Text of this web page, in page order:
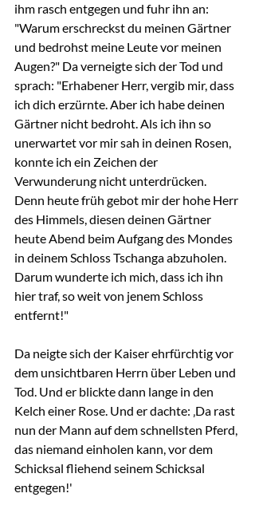
ihm rasch entgegen und fuhr ihn an:
"Warum erschreckst du meinen Gärtner
und bedrohst meine Leute vor meinen
Augen?" Da verneigte sich der Tod und
sprach: "Erhabener Herr, vergib mir, dass
ich dich erzürnte. Aber ich habe deinen
Gärtner nicht bedroht. Als ich ihn so
unerwartet vor mir sah in deinen Rosen,
konnte ich ein Zeichen der
Verwunderung nicht unterdrücken.
Denn heute früh gebot mir der hohe Herr
des Himmels, diesen deinen Gärtner
heute Abend beim Aufgang des Mondes
in deinem Schloss Tschanga abzuholen.
Darum wunderte ich mich, dass ich ihn
hier traf, so weit von jenem Schloss
entfernt!"
Da neigte sich der Kaiser ehrfürchtig vor
dem unsichtbaren Herrn über Leben und
Tod. Und er blickte dann lange in den
Kelch einer Rose. Und er dachte: ‚Da rast
nun der Mann auf dem schnellsten Pferd,
das niemand einholen kann, vor dem
Schicksal fliehend seinem Schicksal
entgegen!'